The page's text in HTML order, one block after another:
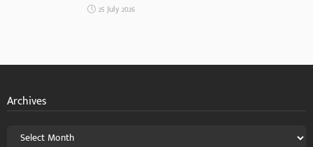
25 July 2026
Archives